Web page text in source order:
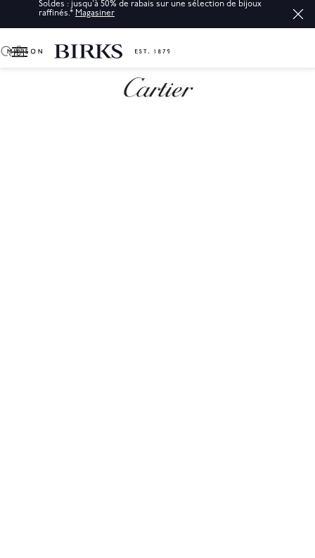
Soldes : jusqu'à 50% de rabais sur une sélection de bijoux
raffinés.* Magasiner
0